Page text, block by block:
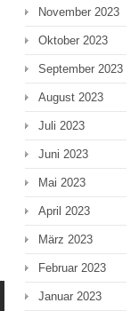
November 2023
Oktober 2023
September 2023
August 2023
Juli 2023
Juni 2023
Mai 2023
April 2023
März 2023
Februar 2023
Januar 2023